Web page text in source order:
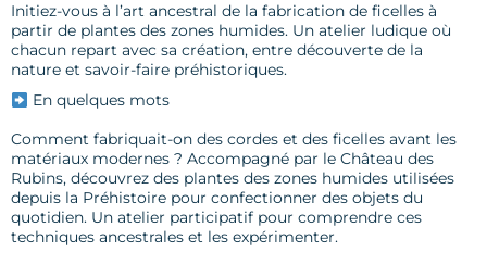
Initiez-vous à l’art ancestral de la fabrication de ficelles à
partir de plantes des zones humides. Un atelier ludique où
chacun repart avec sa création, entre découverte de la
nature et savoir-faire préhistoriques.
En quelques mots
Comment fabriquait-on des cordes et des ficelles avant les
matériaux modernes ? Accompagné par le Château des
Rubins, découvrez des plantes des zones humides utilisées
depuis la Préhistoire pour confectionner des objets du
quotidien. Un atelier participatif pour comprendre ces
techniques ancestrales et les expérimenter.